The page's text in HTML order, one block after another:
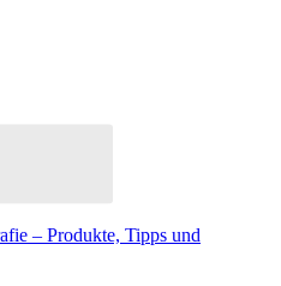
– Produkte, Tipps und